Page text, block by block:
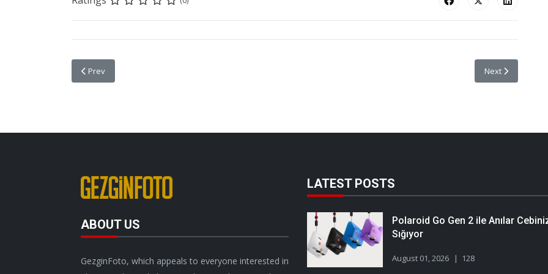
Previous article: Yıltan Taşçı Akademi 4. Lefkoşa Fotoğraf Günleri 13-17 Kasım'da
Prev Next article:
Next
ABOUT US
GezginFoto, which appeals to everyone interested in
LATEST POSTS
Polaroid Go Gen 2 ile Anılar
Sığıyor
August 01, 2026 128